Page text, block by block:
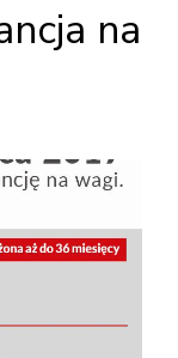
na